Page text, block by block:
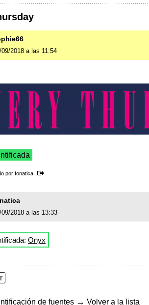
09/2018 a las 11:54
por fonatica
09/2018 a las 13:33
Onyx
de fuentes → Volver a la lista